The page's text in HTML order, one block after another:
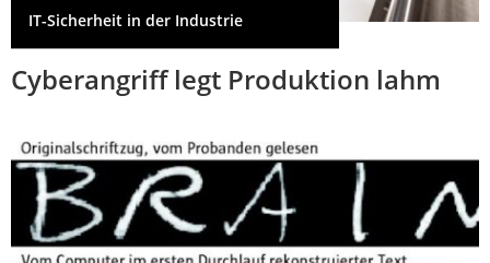
IT-Sicherheit in der Industrie
Cyberangriff legt Produktion lahm